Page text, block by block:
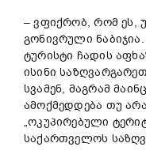
– ვფიქრობ, რომ ეს,
გონივრული
ტურისტი ჩადის
ისინი
სვამენ, მაგრამ
ამოქმედდება თუ
„ოკუპირებული
საქართველოს